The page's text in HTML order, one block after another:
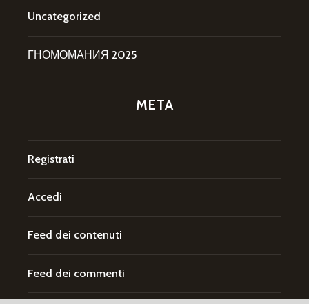
Uncategorized
ГНОМОМАНИЯ 2025
META
Registrati
Accedi
Feed dei contenuti
Feed dei commenti